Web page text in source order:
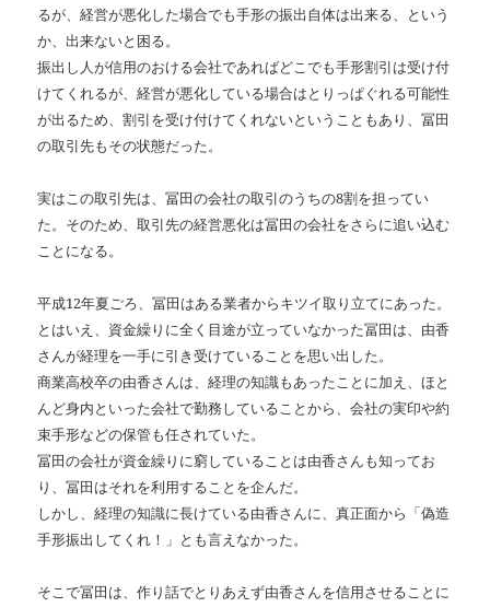
るが、経営が悪化した場合でも手形の振出自体は出来る、という
か、出来ないと困る。
振出し人が信用のおける会社であればどこでも手形割引は受け付
けてくれるが、経営が悪化している場合はとりっぱぐれる可能性
が出るため、割引を受け付けてくれないということもあり、冨田
の取引先もその状態だった。
実はこの取引先は、冨田の会社の取引のうちの8割を担ってい
た。そのため、取引先の経営悪化は冨田の会社をさらに追い込む
ことになる。
平成12年夏ごろ、冨田はある業者からキツイ取り立てにあった。
とはいえ、資金繰りに全く目途が立っていなかった冨田は、由香
さんが経理を一手に引き受けていることを思い出した。
商業高校卒の由香さんは、経理の知識もあったことに加え、ほと
んど身内といった会社で勤務していることから、会社の実印や約
束手形などの保管も任されていた。
冨田の会社が資金繰りに窮していることは由香さんも知ってお
り、冨田はそれを利用することを企んだ。
しかし、経理の知識に長けている由香さんに、真正面から「偽造
手形振出してくれ！」とも言えなかった。
そこで冨田は、作り話でとりあえず由香さんを信用させることに